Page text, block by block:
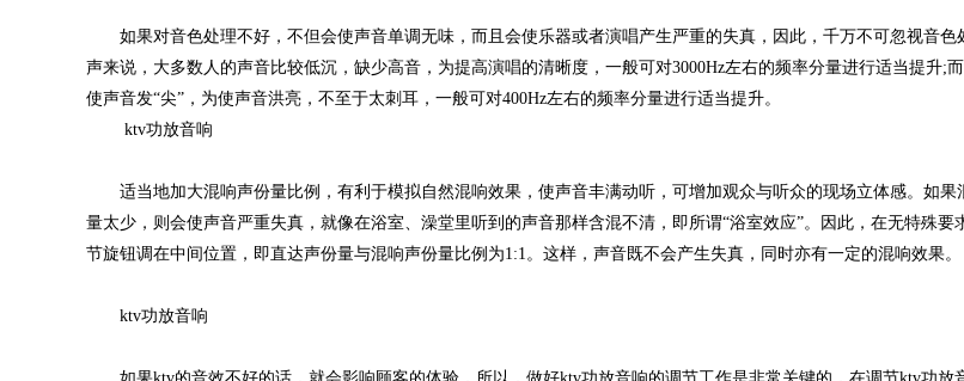
如果对音色处理不好，不但会使声音单调无味，而且会使乐器或者演唱产生严重的失真，因此，千万不可忽视音色
声来说，大多数人的声音比较低沉，缺少高音，为提高演唱的清晰度，一般可对3000Hz左右的频率分量进行适当提升;
使声音发“尖”，为使声音洪亮，不至于太刺耳，一般可对400Hz左右的频率分量进行适当提升。
ktv功放音响
适当地加大混响声份量比例，有利于模拟自然混响效果，使声音丰满动听，可增加观众与听众的现场立体感。如果
量太少，则会使声音严重失真，就像在浴室、澡堂里听到的声音那样含混不清，即所谓“浴室效应”。因此，在无特殊要
节旋钮调在中间位置，即直达声份量与混响声份量比例为1:1。这样，声音既不会产生失真，同时亦有一定的混响效果。
ktv功放音响